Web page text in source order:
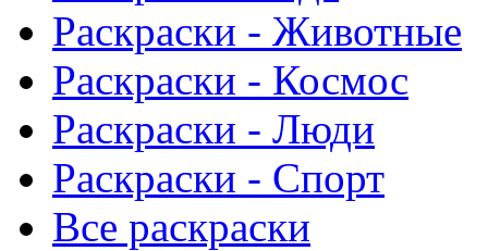
Раскраски - Животныe
Раскраски - Космос
Раскраски - Люди
Раскраски - Спорт
Все раскраски